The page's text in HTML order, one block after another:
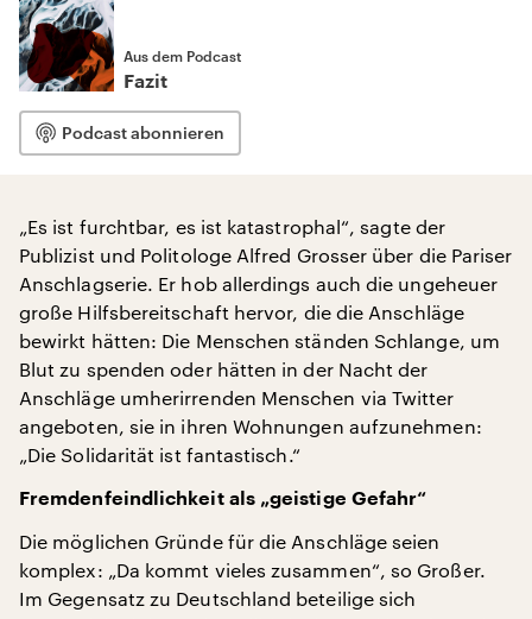
Aus dem Podcast
Fazit
Podcast abonnieren
„Es ist furchtbar, es ist katastrophal“, sagte der
Publizist und Politologe Alfred Grosser über die Pariser
Anschlagserie. Er hob allerdings auch die ungeheuer
große Hilfsbereitschaft hervor, die die Anschläge
bewirkt hätten: Die Menschen ständen Schlange, um
Blut zu spenden oder hätten in der Nacht der
Anschläge umherirrenden Menschen via Twitter
angeboten, sie in ihren Wohnungen aufzunehmen:
„Die Solidarität ist fantastisch.“
Fremdenfeindlichkeit als „geistige Gefahr“
Die möglichen Gründe für die Anschläge seien
komplex: „Da kommt vieles zusammen“, so Großer.
Im Gegensatz zu Deutschland beteilige sich